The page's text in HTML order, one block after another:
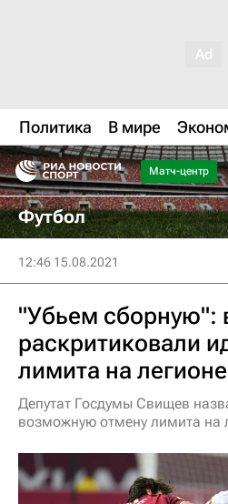
Политика В мире
Матч-центр
Футбол
12:46 15.08.2021
"Убьем сборную":
раскритиковали
лимита на
Депутат Госдумы Свищев
возможную отмену лимита на